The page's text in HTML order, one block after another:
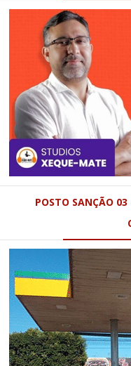
POSTO SANÇÃO